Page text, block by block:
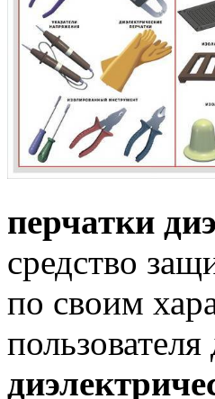
перчатки
средство
по своим